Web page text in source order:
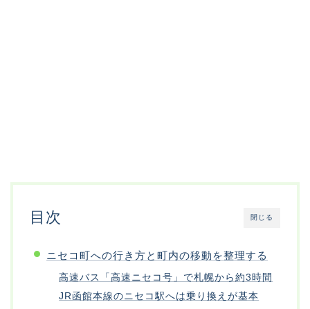
閉じる
目次
ニセコ町への行き方と町内の移動を整理する
高速バス「高速ニセコ号」で札幌から約3時間
JR函館本線のニセコ駅へは乗り換えが基本